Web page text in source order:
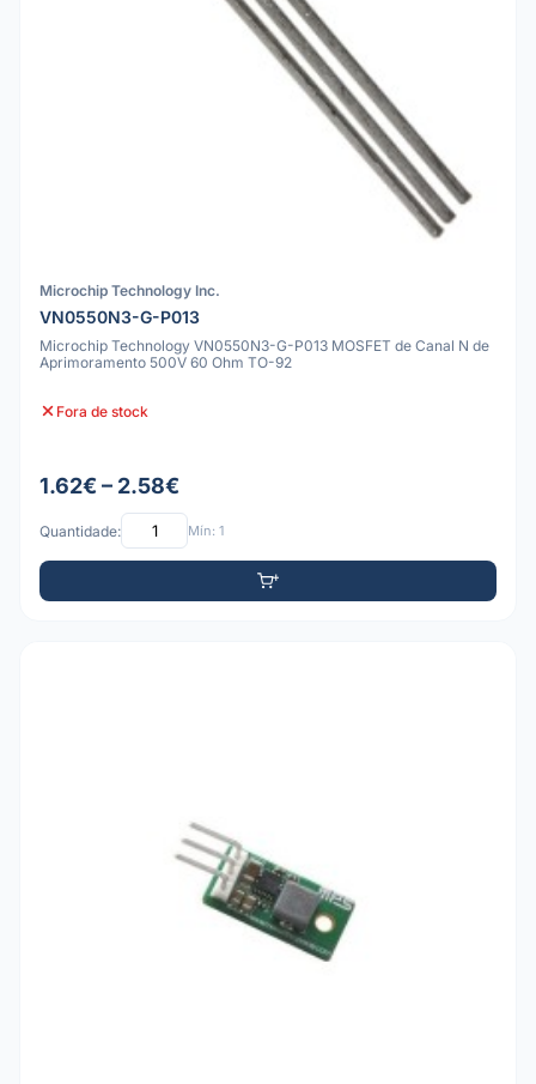
Microchip Technology Inc.
VN0550N3-G-P013
Microchip Technology VN0550N3-G-P013 MOSFET de Canal N de
Aprimoramento 500V 60 Ohm TO-92
Fora de stock
1.62€ – 2.58€
Quantidade: Mín: 1